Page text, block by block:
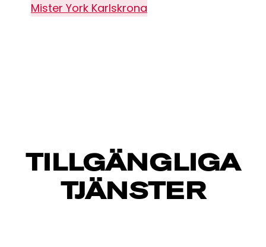
Mister York Karlskrona
TILLGÄNGLIGA
TJÄNSTER